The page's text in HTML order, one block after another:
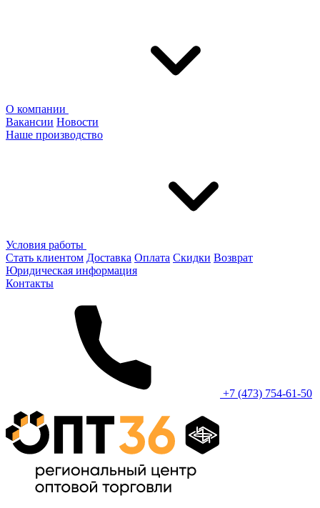
О компании
Вакансии Новости
Наше производство
Условия работы
Стать клиентом Доставка Оплата Скидки Возврат
Юридическая информация
Контакты
+7 (473) 754-61-50